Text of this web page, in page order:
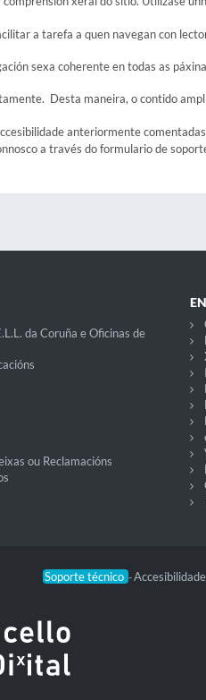
a tarefa a quen navegan con
sexa coherente en todas as
Desta maneira, o contido
anteriormente
a través do formulario de
da Coruña e Oficinas de
ou Reclamacións
Soporte técnico -Accesibilidade